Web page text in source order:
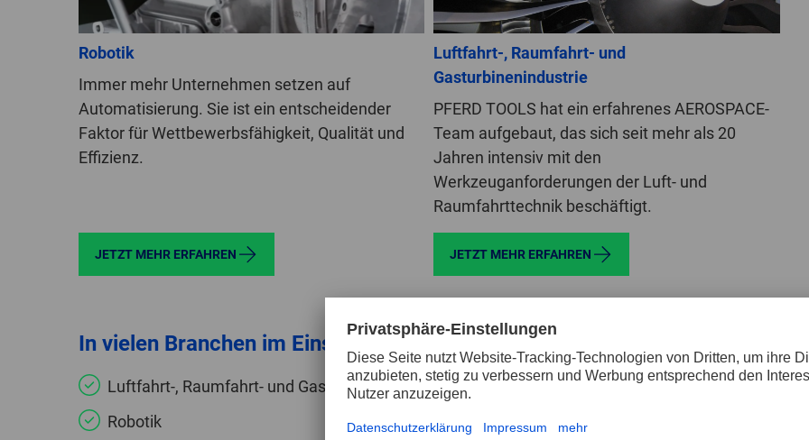
Robotik
Immer mehr Unternehmen setzen auf
Automatisierung. Sie ist ein entscheidender
Faktor für Wettbewerbsfähigkeit, Qualität und
Effizienz.
JETZT MEHR ERFAHREN
Luftfahrt-, Raumfahrt- und
Gasturbinenindustrie
PFERD TOOLS hat ein erfahrenes AEROSPACE-
Team aufgebaut, das sich seit mehr als 20
Jahren intensiv mit den
Werkzeuganforderungen der Luft- und
Raumfahrttechnik beschäftigt.
JETZT MEHR ERFAHREN
In vielen Branchen im Einsatz
Luftfahrt-, Raumfahrt- und Gasturbinenindustrie
Robotik